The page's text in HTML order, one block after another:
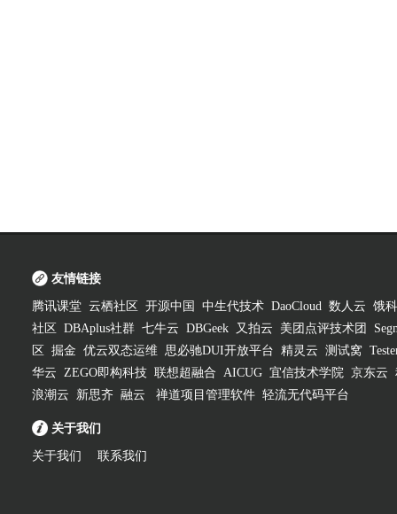
友情链接
腾讯课堂 云栖社区 开源中国 中生代技术 DaoCloud 数人云 饿
社区
DBAplus社群 七牛云 DBGeek 又拍云 美团点评技术团
区
掘金 优云双态运维 思必驰DUI开放平台 精灵云 测试窝
华云 ZEGO即构科技 联想超融合 AICUG 宜信技术学院 京东云
浪潮云
新思齐 融云 禅道项目管理软件 轻流无代码平台
关于我们
关于我们 联系我们